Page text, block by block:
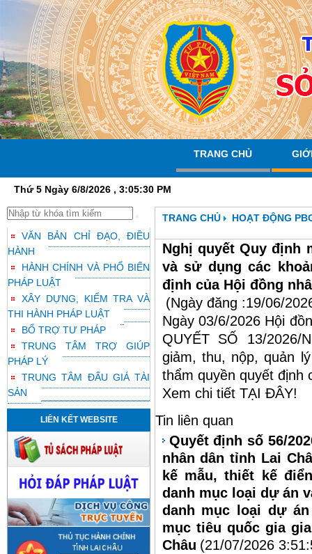
TRANG CHỦ
Thứ 5 Ngày 6/8/2026 , 3:05:31 PM
VĂN BẢN CHỈ ĐẠO, ĐIỀU
HÀNH
HÀNH CHÍNH VÀ PHỔ BIẾN
PHÁP LUẬT
XÂY DỰNG, KIỂM TRA VÀ
THI HÀNH PHÁP LUẬT
BỔ TRỢ TƯ PHÁP
TRUNG TÂM TRỢ GIÚP
PHÁP LÝ
TRUNG TÂM ĐẤU GIÁ TÀI
SẢN
LIÊN KẾT WEBSITE
TRANG CHỦ HOẠT ĐỘNG
Nghị quyết Quy định
và sử dụng các
định của Hội đồng
(Ngày đăng :19/06/
Ngày 03/6/2026 Hội
QUYẾT SỐ 13/2026/
giảm, thu, nộp, quản
thẩm quyền quyết định
Xem chi tiết TẠI ĐÂY!
Tin liên quan
Quyết định số 56/
nhân dân tỉnh Lai
kế mẫu, thiết kế
danh mục loại dự án
danh mục loại dự
mục tiêu quốc gia
Châu (21/07/2026